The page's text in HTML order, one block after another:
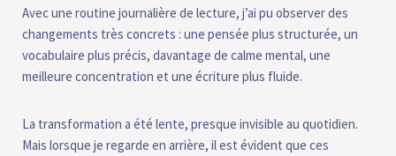
Avec une routine journalière de lecture, j’ai pu observer des
changements très concrets : une pensée plus structurée, un
vocabulaire plus précis, davantage de calme mental, une
meilleure concentration et une écriture plus fluide.
La transformation a été lente, presque invisible au quotidien.
Mais lorsque je regarde en arrière, il est évident que ces